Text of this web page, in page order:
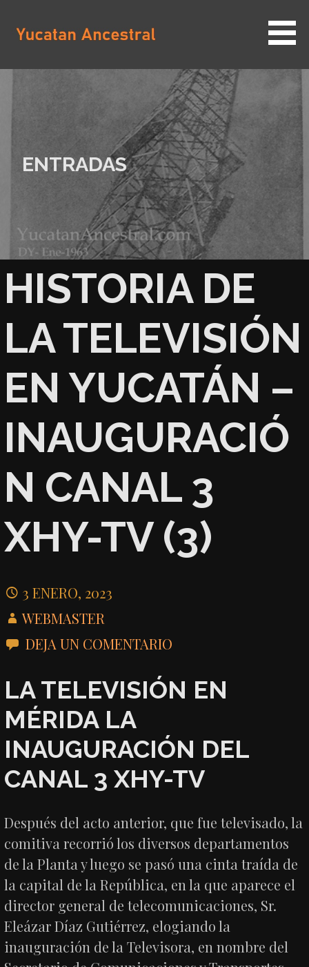
contenido
ENTRADAS
HISTORIA DE
LA TELEVISIÓN
EN YUCATÁN –
INAUGURACIÓ
N CANAL 3
XHY-TV (3)
3 ENERO, 2023
WEBMASTER
DEJA UN COMENTARIO
LA TELEVISIÓN EN
MÉRIDA LA
INAUGURACIÓN DEL
CANAL 3 XHY-TV
Después del acto anterior, que fue televisado, la
comitiva recorrió los diversos departamentos
de la Planta y luego se pasó una cinta traída de
la capital de la República, en la que aparece el
director general de telecomunicaciones, Sr.
Eleázar Díaz Gutiérrez, elogiando la
inauguración de la Televisora, en nombre del